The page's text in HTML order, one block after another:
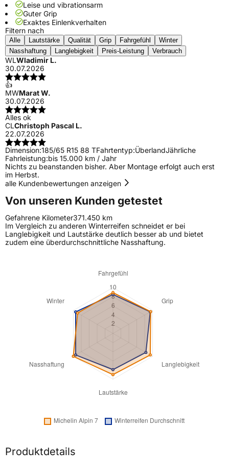
Leise und vibrationsarm
Guter Grip
Exaktes Einlenkverhalten
Filtern nach
Alle Lautstärke Qualität Grip Fahrgefühl
Winter
Nasshaftung
Langlebigkeit Preis-Leistung Verbrauch
WLWladimir L.
30.07.2026
👍
MWMarat W.
30.07.2026
Alles ok
CLChristoph Pascal L.
22.07.2026
Dimension:185/65 R15 88 TFahrtentyp:ÜberlandJährliche
Fahrleistung:bis 15.000 km / Jahr
Nichts zu beanstanden bisher. Aber Montage erfolgt auch erst
im Herbst.
alle Kundenbewertungen anzeigen
Von unseren Kunden getestet
Gefahrene Kilometer371.450 km
Im Vergleich zu anderen Winterreifen schneidet er bei
Langlebigkeit und Lautstärke deutlich besser ab und bietet
zudem eine überdurchschnittliche Nasshaftung.
Produktdetails